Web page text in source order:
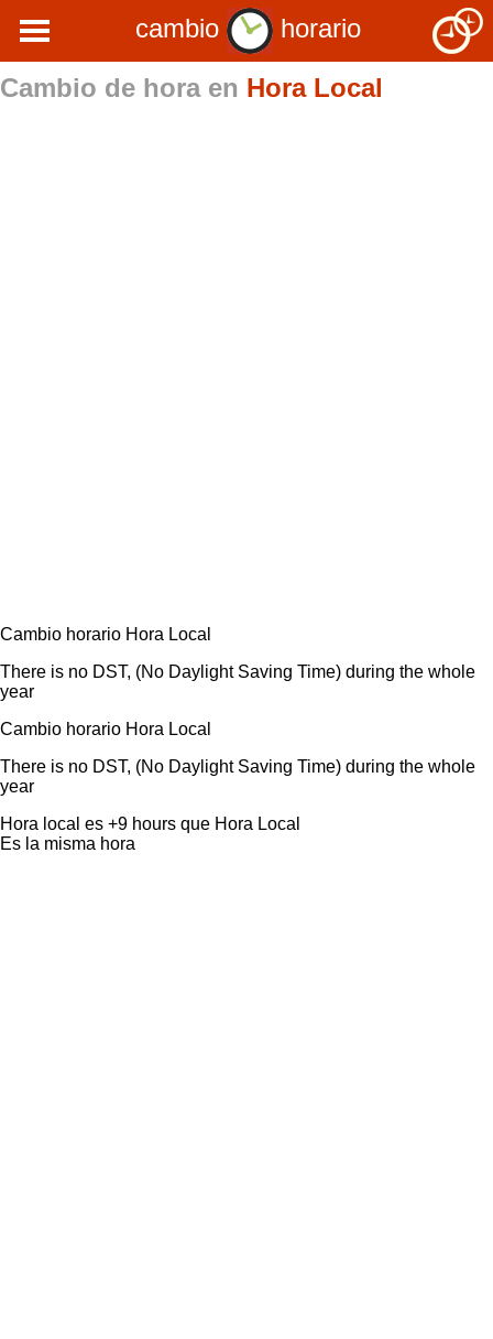
cambio
horario
Cambio de hora en Hora Local
Cambio horario Hora Local
There is no DST, (No Daylight Saving Time) during the whole
year
Cambio horario Hora Local
There is no DST, (No Daylight Saving Time) during the whole
year
Hora local es +9 hours que Hora Local
Es la misma hora